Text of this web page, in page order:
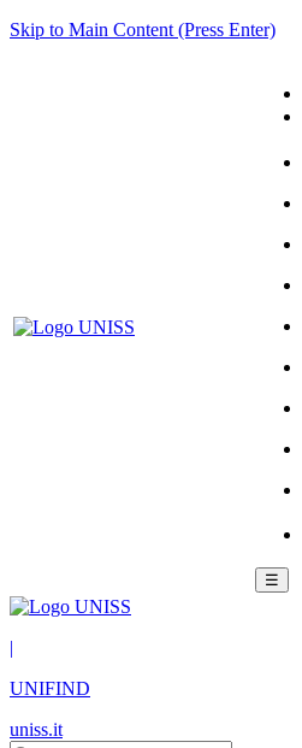
Skip to Main Content (Press Enter)
☰
|
UNIFIND
uniss.it